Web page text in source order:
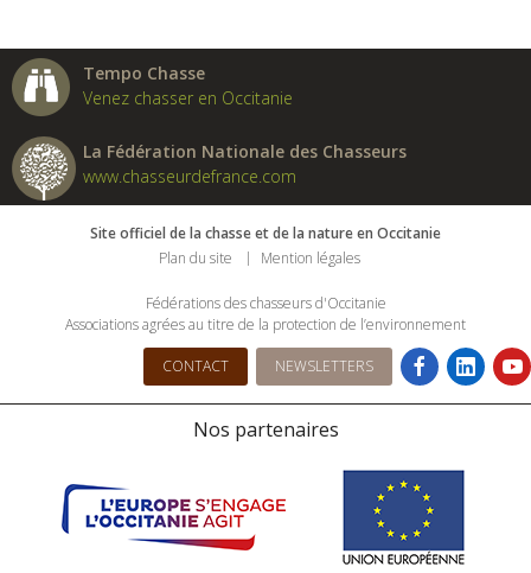
Tempo Chasse
Venez chasser en Occitanie
La Fédération Nationale des Chasseurs
www.chasseurdefrance.com
Site officiel de la chasse et de la nature en Occitanie
Plan du site
Mention légales
Fédérations des chasseurs d'Occitanie
Associations agrées au titre de la protection de l’environnement
CONTACT NEWSLETTERS
Nos partenaires